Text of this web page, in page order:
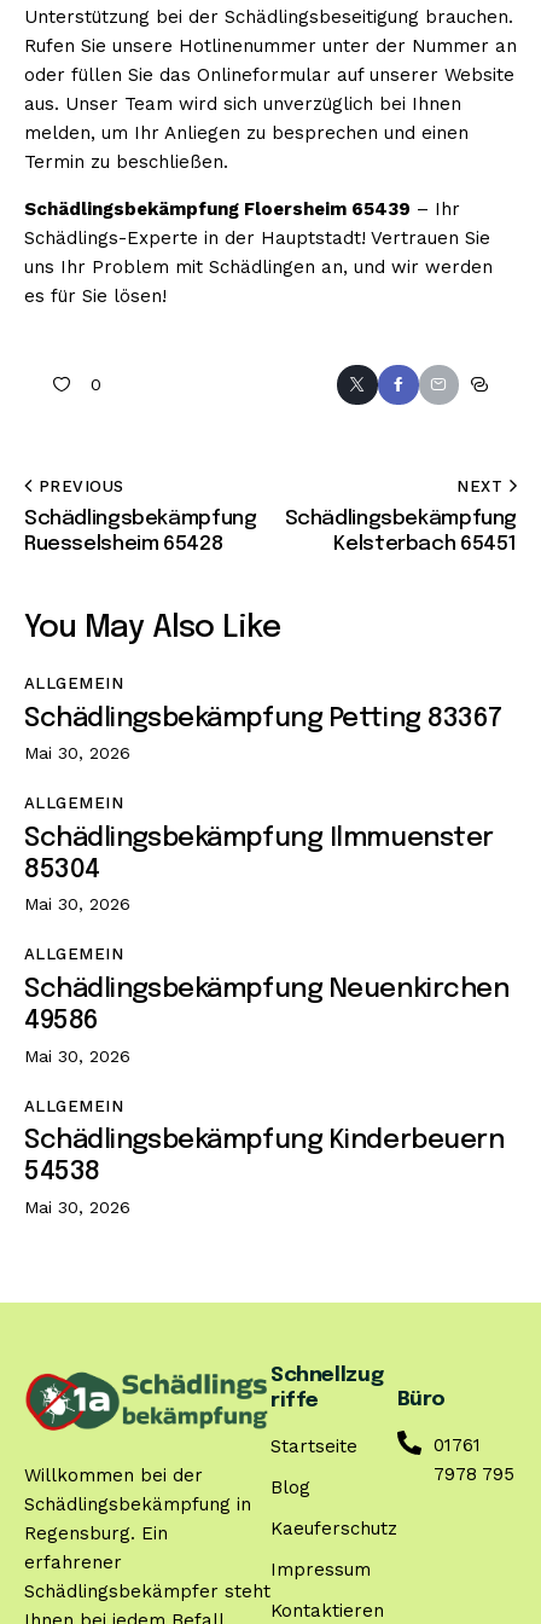
Unterstützung bei der Schädlingsbeseitigung brauchen.
Rufen Sie unsere Hotlinenummer unter der Nummer an
oder füllen Sie das Onlineformular auf unserer Website
aus. Unser Team wird sich unverzüglich bei Ihnen
melden, um Ihr Anliegen zu besprechen und einen
Termin zu beschließen.
Schädlingsbekämpfung Floersheim 65439 – Ihr
Schädlings-Experte in der Hauptstadt! Vertrauen Sie
uns Ihr Problem mit Schädlingen an, und wir werden
es für Sie lösen!
0
PREVIOUS
Schädlingsbekämpfung
Ruesselsheim 65428
NEXT
Schädlingsbekämpfung
Kelsterbach 65451
You May Also Like
ALLGEMEIN
Schädlingsbekämpfung Petting 83367
Mai 30, 2026
ALLGEMEIN
Schädlingsbekämpfung Ilmmuenster
85304
Mai 30, 2026
ALLGEMEIN
Schädlingsbekämpfung Neuenkirchen
49586
Mai 30, 2026
ALLGEMEIN
Schädlingsbekämpfung Kinderbeuern
54538
Mai 30, 2026
Willkommen bei der
Schädlingsbekämpfung in
Regensburg. Ein
erfahrener
Schädlingsbekämpfer steht
Schnellzug
riffe
Startseite
Blog
Kaeuferschutz
Impressum
Kontaktieren
Büro
01761
7978 795